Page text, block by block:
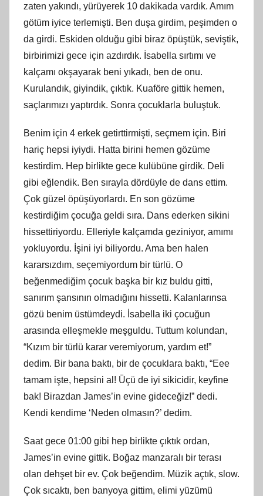
zaten yakındı, yürüyerek 10 dakikada vardık. Amım
götüm iyice terlemişti. Ben duşa girdim, peşimden o
da girdi. Eskiden olduğu gibi biraz öpüştük, seviştik,
birbirimizi gece için azdırdık. İsabella sırtımı ve
kalçamı okşayarak beni yıkadı, ben de onu.
Kurulandık, giyindik, çıktık. Kuaföre gittik hemen,
saçlarımızı yaptırdık. Sonra çocuklarla buluştuk.
Benim için 4 erkek getirttirmişti, seçmem için. Biri
hariç hepsi iyiydi. Hatta birini hemen gözüme
kestirdim. Hep birlikte gece kulübüne girdik. Deli
gibi eğlendik. Ben sırayla dördüyle de dans ettim.
Çok güzel öpüşüyorlardı. En son gözüme
kestirdiğim çocuğa geldi sıra. Dans ederken sikini
hissettiriyordu. Elleriyle kalçamda geziniyor, amımı
yokluyordu. İşini iyi biliyordu. Ama ben halen
kararsızdım, seçemiyordum bir türlü. O
beğenmediğim çocuk başka bir kız buldu gitti,
sanırım şansının olmadığını hissetti. Kalanlarınsa
gözü benim üstümdeydi. İsabella iki çocuğun
arasında elleşmekle meşguldu. Tuttum kolundan,
“Kızım bir türlü karar veremiyorum, yardım et!”
dedim. Bir bana baktı, bir de çocuklara baktı, “Eee
tamam işte, hepsini al! Üçü de iyi sikicidir, keyfine
bak! Birazdan James’in evine gideceğiz!” dedi.
Kendi kendime ‘Neden olmasın?’ dedim.
Saat gece 01:00 gibi hep birlikte çıktık ordan,
James’in evine gittik. Boğaz manzaralı bir terası
olan dehşet bir ev. Çok beğendim. Müzik açtık, slow.
Çok sıcaktı, ben banyoya gittim, elimi yüzümü